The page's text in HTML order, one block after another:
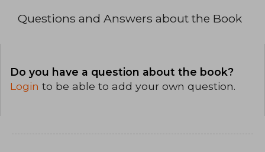
Questions and Answers about the Book
Do you have a question about the book?
Login to be able to add your own question.